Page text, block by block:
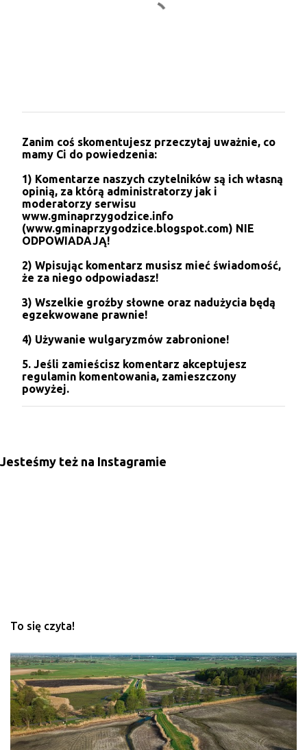
r
z
ś
l
i
j
k
o
e
n
a
r
Zanim coś skomentujesz przeczytaj uważnie, co
mamy Ci do powiedzenia:
1) Komentarze naszych czytelników są ich własną
opinią, za którą administratorzy jak i
moderatorzy serwisu
www.gminaprzygodzice.info
(www.gminaprzygodzice.blogspot.com) NIE
ODPOWIADAJĄ!
2) Wpisując komentarz musisz mieć świadomość,
że za niego odpowiadasz!
3) Wszelkie groźby słowne oraz nadużycia będą
egzekwowane prawnie!
4) Używanie wulgaryzmów zabronione!
5. Jeśli zamieścisz komentarz akceptujesz
regulamin komentowania, zamieszczony
powyżej.
Jesteśmy też na Instagramie
To się czyta!